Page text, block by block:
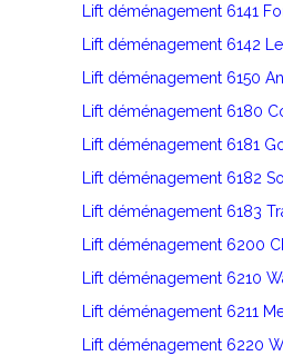
Lift déménagement 6141
Lift déménagement 6142
Lift déménagement 6150
Lift déménagement 6180
Lift déménagement 6181
Lift déménagement 6182
Lift déménagement 6183
Lift déménagement 6200
Lift déménagement 6210
Lift déménagement 6211
Lift déménagement 6220